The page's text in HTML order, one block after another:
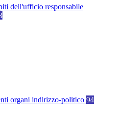
dell'ufficio responsabile
organi indirizzo-politico 94